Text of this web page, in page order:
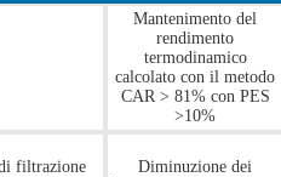
Mantenimento del
rendimento
termodinamico
calcolato con il metodo
CAR > 81% con PES
>10%
filtrazione
Diminuzione dei